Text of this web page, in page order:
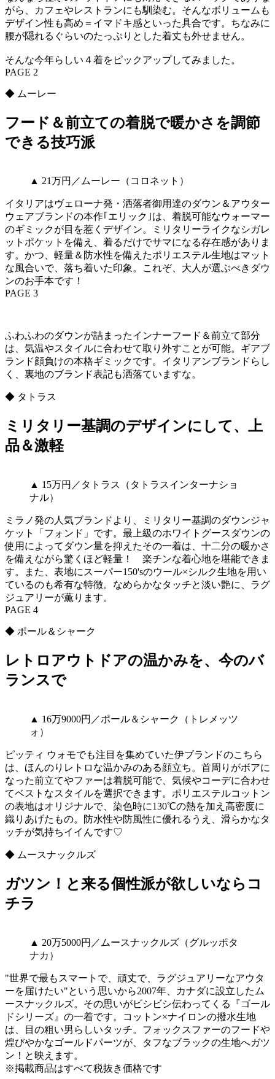
がら、カフェやレストランにも馴染む。そんなボリュームも
デザイン性も高め＝イマドキ感といった具合です。ちなみに
腰が隠れるぐらいのたっぷりとした着丈も外せません。
そんな今年らしい４着をピックアップしてみました。
PAGE 2
◆ ムーレー
フード＆前立ての着脱で暖かさを調節
できる技巧派
▲ 21万円／ムーレー（コロネット）
イタリアはヴェローナ発・洒落者御用達のダウン＆アウター
ウェアブランドの本作｢エリック｣は、着脱可能なウォーマー
のギミックが目を惹くデザイン。ミリタリーライクなシガレ
ットポケットを備え、着るだけでサマになる存在感がありま
す。かつ、軽量＆防水性を備えたポリエステル生地はマット
な風合いで、落ち着いた印象。これぞ、大人が選ぶべきダウ
ンのお手本です！
PAGE 3
ふわふわのダウンが詰まったインナーフード＆前立て部分
は、気温やスタイルに合わせて取り外すことが可能。ギアブ
ランド顔負けの本格ギミックです。イタリアンブランドらし
く、裏地のブランド表記も洒落ていますな。
◆ タトラス
ミリタリー基調のデザインにして、上
品＆激軽
▲ 15万円／タトラス（タトラスインターナショ
ナル）
ミラノ発の人気ブランドより、ミリタリー基調のダウンジャ
ケット「フォンド」です。最上級のホワイトグースダウンの
使用によってダウン量を抑えたその一着は、十二分の暖かさ
を備えながら驚くほど軽量！ 楽チンな着心地を堪能できま
す。また、表地にスーパー150'sのウール×シルク生地を用い
ているのも希有な特徴。なめらかなタッチと淡い艶に、ラグ
ジュアリーが薫ります。
PAGE 4
◆ ポール＆シャーク
レトロアウトドアの温かみを、今のバ
ランスで
▲ 16万9000円／ポール＆シャーク（トレメッツ
ォ）
ピッティ ウォモでも注目を集めていた伊ブランドのこちら
は、ほんのりレトロな温かみのある顔立ち。首周りがボアに
なった前立てやファーは着脱可能で、気候やコーデに合わせ
てベストなスタイルを選択できます。ポリエステルコットン
の表地はオリジナルで、染色時に130℃の熱を加え高密度に
織りあげたもの。防水性や防風性に優れるうえ、滑らかなタ
ッチが気持ちイイんです♡
◆ ムースナックルズ
ガツン！と来る個性派が欲しいならコ
チラ
▲ 20万5000円／ムースナックルズ（グルッポタ
ナカ）
"世界で最もスマートで、頑丈で、ラグジュアリーなアウタ
ーを届けたい"という思いから2007年、カナダに設立したム
ースナックルズ。その思いがビシビシ伝わってくる『ゴール
ドシリーズ』の一着です。コットン×ナイロンの撥水生地
は、目の粗い男らしいタッチ。フォックスファーのフードや
煌びやかなゴールドパーツが、タフなブラックの生地へガツ
ン！と映えます。
※掲載商品はすべて税抜き価格です